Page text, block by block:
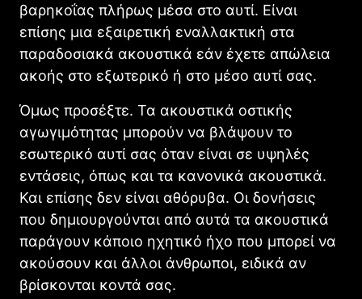
βαρηκοΐας πλήρως μέσα στο αυτί. Είναι
επίσης μια εξαιρετική εναλλακτική στα
παραδοσιακά ακουστικά εάν έχετε απώλεια
ακοής στο εξωτερικό ή στο μέσο αυτί σας.
Όμως προσέξτε. Τα ακουστικά οστικής
αγωγιμότητας μπορούν να βλάψουν το
εσωτερικό αυτί σας όταν είναι σε υψηλές
εντάσεις, όπως και τα κανονικά ακουστικά.
Και επίσης δεν είναι αθόρυβα. Οι δονήσεις
που δημιουργούνται από αυτά τα ακουστικά
παράγουν κάποιο ηχητικό ήχο που μπορεί να
ακούσουν και άλλοι άνθρωποι, ειδικά αν
βρίσκονται κοντά σας.